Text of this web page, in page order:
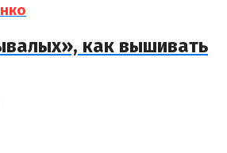
как вышивать